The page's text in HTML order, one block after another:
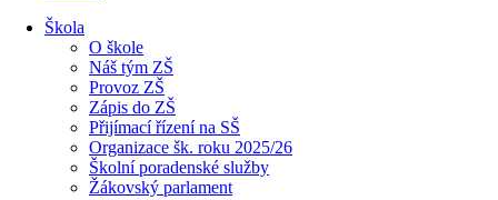
Škola
O škole
Náš tým ZŠ
Provoz ZŠ
Zápis do ZŠ
Přijímací řízení na SŠ
Organizace šk. roku 2025/26
Školní poradenské služby
Žákovský parlament